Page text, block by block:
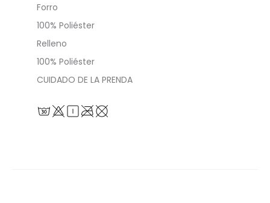
Forro
100% Poliéster
Relleno
100% Poliéster
CUIDADO DE LA PRENDA